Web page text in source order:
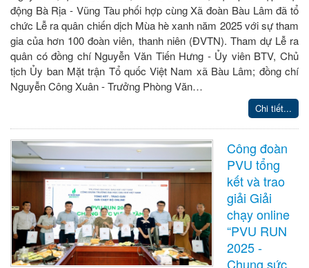
động Bà Rịa - Vũng Tàu phối hợp cùng Xã đoàn Bàu Lâm đã tổ
chức Lễ ra quân chiến dịch Mùa hè xanh năm 2025 với sự tham
gia của hơn 100 đoàn viên, thanh niên (ĐVTN). Tham dự Lễ ra
quân có đồng chí Nguyễn Văn Tiến Hưng - Ủy viên BTV, Chủ
tịch Ủy ban Mặt trận Tổ quốc Việt Nam xã Bàu Lâm; đồng chí
Nguyễn Công Xuân - Trưởng Phòng Văn…
Chi tiết...
Công đoàn
PVU tổng
kết và trao
giải Giải
chạy online
“PVU RUN
2025 -
Chung sức